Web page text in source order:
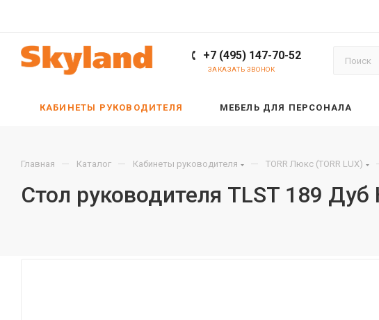
+7 (495) 147-70-52
ЗАКАЗАТЬ ЗВОНОК
КАБИНЕТЫ РУКОВОДИТЕЛЯ МЕБЕЛЬ ДЛЯ ПЕРСОНАЛА
Главная — Каталог — Кабинеты руководителя — TORR Люкс (TORR LUX)
Стол руководителя TLST 189